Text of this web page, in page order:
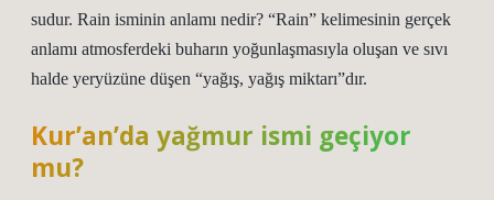
sudur. Rain isminin anlamı nedir? “Rain” kelimesinin gerçek
anlamı atmosferdeki buharın yoğunlaşmasıyla oluşan ve sıvı
halde yeryüzüne düşen “yağış, yağış miktarı”dır.
Kur’an’da yağmur ismi geçiyor
mu?